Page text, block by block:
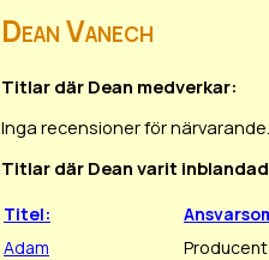
Dean Vanech
Titlar där Dean medverkar:
Inga recensioner för närvarande.
Titlar där Dean varit
Titel:
Adam
Producent